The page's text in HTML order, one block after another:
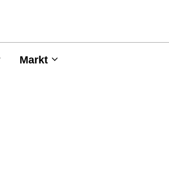
Markt